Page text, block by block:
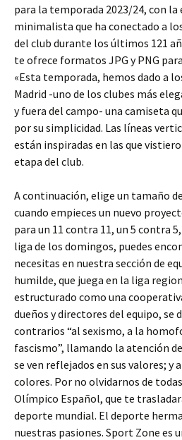
para la temporada 2023/24, con
minimalista que ha conectado a
del club durante los últimos 121
te ofrece formatos JPG y PNG
«Esta temporada, hemos dado a
Madrid -uno de los clubes más
y fuera del campo- una camiseta
por su simplicidad. Las líneas
están inspiradas en las que
etapa del club.
A continuación, elige un tamaño
cuando empieces un nuevo
para un 11 contra 11, un 5 contra
liga de los domingos, puedes
necesitas en nuestra sección de
humilde, que juega en la liga
estructurado como una
dueños y directores del equipo,
contrarios “al sexismo, a la
fascismo”, llamando la atención
se ven reflejados en sus valores; y
colores. Por no olvidarnos de
Olímpico Español, que te
deporte mundial. El deporte
nuestras pasiones. Sport Zone es